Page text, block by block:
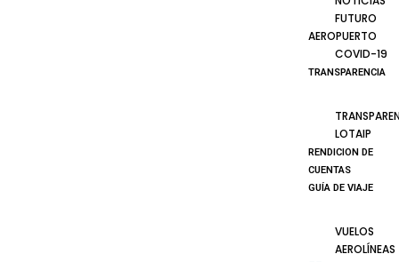
FUTURO
AEROPUERTO
COVID-19
TRANSPARENCIA
LOTAIP
RENDICION DE
CUENTAS
GUÍA DE VIAJE
VUELOS
AEROLÍNEAS